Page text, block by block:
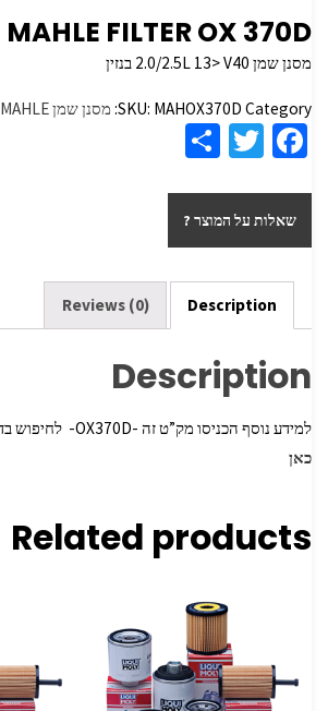
MAHLE FILTER OX 370D
מסנן שמן 2.0/2.5L 13> V40 בנזין
SKU: MAHOX370D Category: מסנן שמןMAHLE
Fa
b
o
o
k
T
tt
er
ar
e
שאלות על המוצר ?
Description
Reviews (0)
Description
למידע נוסף הכניסו מק”ט זה -OX370D- לחיפוש בדף הקישור באתר היצרן
כאן
Related products